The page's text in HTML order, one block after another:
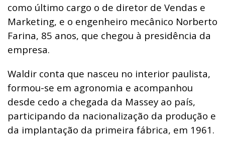
como último cargo o de diretor de Vendas e
Marketing, e o engenheiro mecânico Norberto
Farina, 85 anos, que chegou à presidência da
empresa.
Waldir conta que nasceu no interior paulista,
formou-se em agronomia e acompanhou
desde cedo a chegada da Massey ao país,
participando da nacionalização da produção e
da implantação da primeira fábrica, em 1961.